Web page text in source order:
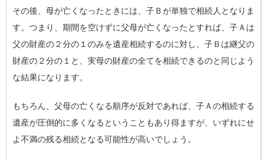
その後、母が亡くなったときには、子Ｂが単独で相続人となりま
す。つまり、期間を空けずに父母が亡くなったとすれば、子Ａは
父の財産の２分の１のみを遺産相続するのに対し、子Ｂは継父の
財産の２分の１と、実母の財産の全てを相続できるのと同じよう
な結果になります。
もちろん、父母の亡くなる順序が反対であれば、子Ａの相続する
遺産が圧倒的に多くなるということもあり得ますが、いずれにせ
よ不満の残る相続となる可能性が高いでしょう。